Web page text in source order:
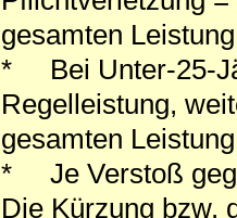
gesamten Leistung
* Bei Unter-25-
Regelleistung,
gesamten Leistung
* Je Verstoß
Die Kürzung bzw.